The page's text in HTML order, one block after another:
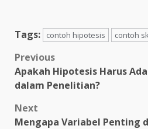
Tags: contoh hipotesis contoh
Post
navigation
Previous
Apakah Hipotesis Harus
dalam Penelitian?
Next
Mengapa Variabel Penting